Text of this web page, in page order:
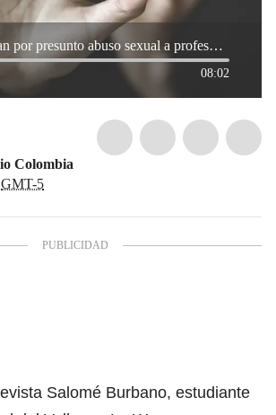
Denuncian por presunto abuso sexual a profesor de la Universidad del Valle
08:02
Colombia
GMT-5
Salomé Burbano, estudiante